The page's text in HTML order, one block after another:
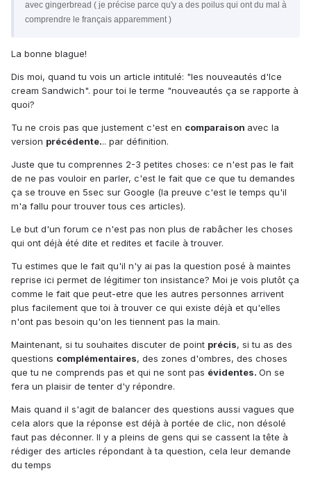
avec gingerbread ( je précise parce qu'y a des poilus qui ont du mal à
comprendre le français apparemment )
La bonne blague!
Dis moi, quand tu vois un article intitulé: "les nouveautés d'Ice
cream Sandwich". pour toi le terme "nouveautés ça se rapporte à
quoi?
Tu ne crois pas que justement c'est en comparaison avec la
version précédente... par définition.
Juste que tu comprennes 2-3 petites choses: ce n'est pas le fait
de ne pas vouloir en parler, c'est le fait que ce que tu demandes
ça se trouve en 5sec sur Google (la preuve c'est le temps qu'il
m'a fallu pour trouver tous ces articles).
Le but d'un forum ce n'est pas non plus de rabâcher les choses
qui ont déjà été dite et redites et facile à trouver.
Tu estimes que le fait qu'il n'y ai pas la question posé à maintes
reprise ici permet de légitimer ton insistance? Moi je vois plutôt ça
comme le fait que peut-etre que les autres personnes arrivent
plus facilement que toi à trouver ce qui existe déjà et qu'elles
n'ont pas besoin qu'on les tiennent pas la main.
Maintenant, si tu souhaites discuter de point précis, si tu as des
questions complémentaires, des zones d'ombres, des choses
que tu ne comprends pas et qui ne sont pas évidentes. On se
fera un plaisir de tenter d'y répondre.
Mais quand il s'agit de balancer des questions aussi vagues que
cela alors que la réponse est déjà à portée de clic, non désolé
faut pas déconner. Il y a pleins de gens qui se cassent la tête à
rédiger des articles répondant à ta question, cela leur demande
du temps